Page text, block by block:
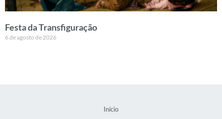
Festa da Transfiguração
6 de agosto de 2026
Início